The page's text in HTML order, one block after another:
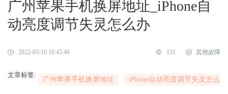
广州苹果手机换屏地址_iPhone自
动亮度调节失灵怎么办
2022-03-10 16:43:40 131 其他故障
文章标签:
广州苹果手机换屏地址 iPhone自动亮度调节失灵怎么办